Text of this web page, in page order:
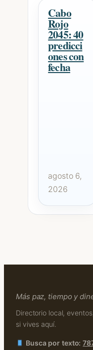
Cabo
Rojo
2045: 40
predicci
ones con
fecha
agosto 6,
2026
Más paz, tiempo y
Directorio local,
si vives aquí.
Busca por texto: